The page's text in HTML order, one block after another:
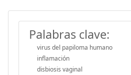
Palabras clave:
virus del papiloma humano
inflamación
disbiosis vaginal